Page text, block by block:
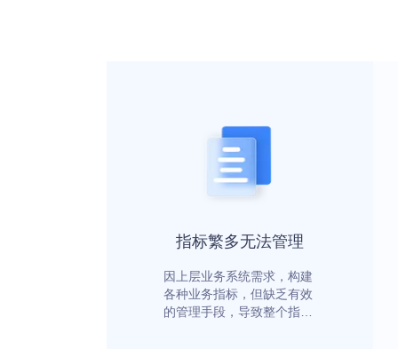
指标繁多无法管理
因上层业务系统需求，构建
各种业务指标，但缺乏有效
的管理手段，导致整个指标